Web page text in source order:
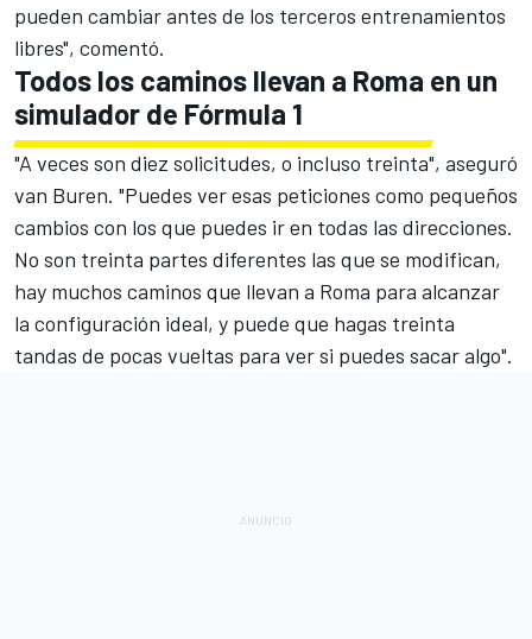
pueden cambiar antes de los terceros entrenamientos
libres", comentó.
Todos los caminos llevan a Roma en un
simulador de Fórmula 1
"A veces son diez solicitudes, o incluso treinta", aseguró
van Buren. "Puedes ver esas peticiones como pequeños
cambios con los que puedes ir en todas las direcciones.
No son treinta partes diferentes las que se modifican,
hay muchos caminos que llevan a Roma para alcanzar
la configuración ideal, y puede que hagas treinta
tandas de pocas vueltas para ver si puedes sacar algo".